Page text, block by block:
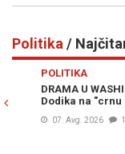
Politika /
POLITIKA
DRAMA U
Dodika na "crnu
07. Avg. 2026 1